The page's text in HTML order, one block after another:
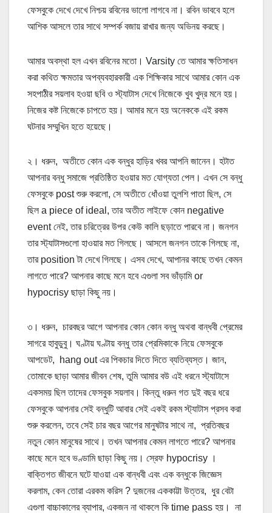
ফেসবুকে দেখে দেখে নিশ্চয় রবিনের ভালো লাগবে না। রবিন ভাববে হলে
আশিক আসলে তার সাথে সম্পর্ক বজায় রাখার জন্য অভিনয় করছে।
আমার অবস্থা হল এখন রবিনের মতো। Varsity তে আমার ক্ষতিসাধন
করা কথিত ক্ষমতার অপব্যবহারকারী এক শিক্ষিকার সাথে আমার কোন এক
সহপাঠীর সয়লাব হওয়া ছবি ও স্ট্যাটাস দেখে নিজেকে খুব খুদ্র মনে হয়।
নিজের কষ্ট নিজেকে চাপতে হয়। আমার মনে হয় অনেককে এই রকম
ঘটনার সম্মুখিন হতে হয়েছে।
২। ধরুন, অতীতে কোন এক বন্ধুর হাড়ির খবর আপনি জানেন। হটাত
আপনার বন্ধু সমাজে প্রতিষ্ঠিত হওয়ার মত যোগ্যতা পেল। এখন সে বন্ধু
ফেসবুকে post শুরু করলো, সে অতীতে ধোঁওয়া তুলশি পাতা ছিল, সে
ছিল a piece of ideal, তার অতীত লাইফে কোন negative
event নেই, তার চরিত্রের উপর কেউ কালি ছড়াতে পারবে না। জনগন
তার স্ট্যাটাসগুলো হাওয়ার মত গিলছে। আসলে জনগন তাকে গিলছে না,
তার position টা দেখে গিলছে। এসব দেখে, আপানর কাছে তখন কেমন
লাগতে পারে? আপনার কাছে মনে হবে এগুলা সব ভাঁড়ামি or
hypocrisy ছাড়া কিছু নয়।
৩। ধরুন, চারবছর আগে আপনার কোন কোন বন্ধু অথবা বান্ধবী প্রেমের
সাগরে হাবুডুবু। ঘণ্টায় ঘণ্টায় বন্ধু তার প্রেমিকাকে নিয়ে ফেসবুকে
আপডেট, hang out এর পিকচার দিতে দিতে ব্যতিব্যস্ত। জান,
তোমাকে ছাড়া আমার জীবন শেষ, তুমি আমার বউ এই ধরনে স্ট্যাটাসে
একসময় ছিল তাদের ফেসবুক সয়লাব। কিন্তু ধরুন গত দুই বছর ধরে
ফেসবুকে আপনার সেই বন্ধুটি আবার সেই একই রকম স্ট্যাটাস প্রসব করা
শুরু করলেন, তবে সেই চার বছর আগের মানুষটার সাথে না, প্রতিবছর
নতুন কোন মানুষের সাথে। তখন আপনার কেমন লাগতে পারে? আপনার
কাছে মনে হবে ভণ্ডামি ছাড়া কিছু নয়। স্রেফ hypocrisy ।
বাক্তিগত জীবনে ঘটে যাওয়া এক বান্ধবী এবং এক বন্ধুকে জিজ্ঞেস
করলাম, কেন তোরা এরকম করিস ? দুজনের এককাট্টা উত্তর, ধুর বেটা
এগুলা বাচ্চাকালের ব্যাপার, একজন না থাকলে কি time pass হয়। না